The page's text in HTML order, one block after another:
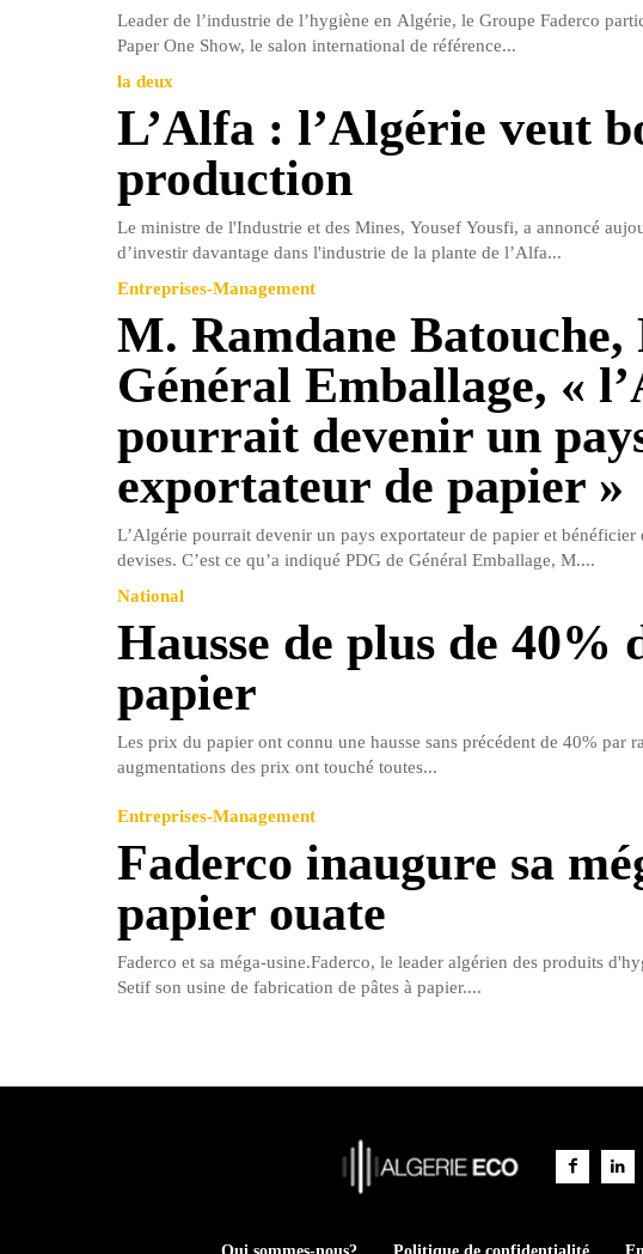
Leader de l’industrie de l’hygiène en Algérie, le Groupe Faderco
Paper One Show, le salon international de référence...
la deux
L’Alfa : l’Algérie veut
production
Le ministre de l'Industrie et des Mines, Yousef Yousfi, a annoncé
d’investir davantage dans l'industrie de la plante de l’Alfa...
Entreprises-Management
M. Ramdane Batouche,
Général Emballage, «
pourrait devenir un
exportateur de papier »
L’Algérie pourrait devenir un pays exportateur de papier et bénéficier
devises. C’est ce qu’a indiqué PDG de Général Emballage, M....
National
Hausse de plus de 40%
papier
Les prix du papier ont connu une hausse sans précédent de 40% par
augmentations des prix ont touché toutes...
Entreprises-Management
Faderco inaugure sa
papier ouate
Faderco et sa méga-usine.Faderco, le leader algérien des produits
Setif son usine de fabrication de pâtes à papier....